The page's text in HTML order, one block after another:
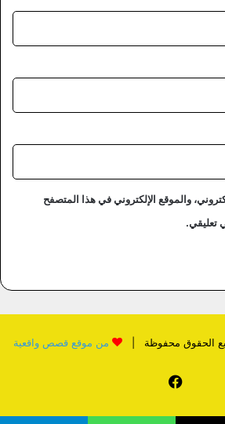
والموقع الإلكتروني في هذا المتصفح
تعليقي.
من موقع قصص واقعية